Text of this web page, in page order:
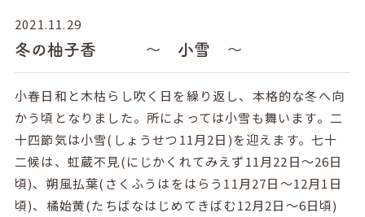
2021.11.29
冬の柚子香 ～ 小雪 ～
小春日和と木枯らし吹く日を繰り返し、本格的な冬へ向
かう頃となりました。所によっては小雪も舞います。二
十四節気は小雪(しょうせつ11月2日)を迎えます。七十
二候は、虹蔵不見(にじかくれてみえず11月22日～26日
頃)、朔風払葉(さくふうはをはらう11月27日～12月1日
頃)、橘始黄(たちばなはじめてきばむ12月2日～6日頃)